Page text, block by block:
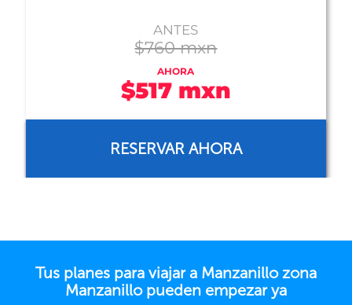
ANTES
$783 mxn
AHORA
$743 mxn
RESERVAR AHORA
Tus planes para viajar a Manzanillo zona
Manzanillo pueden empezar ya